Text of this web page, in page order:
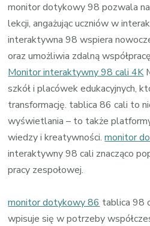
monitor dotykowy 98 pozwala
lekcji, angażując uczniów w
interaktywna 98 wspiera
oraz umożliwia zdalną
Monitor interaktywny 98 cali 4K
szkół i placówek edukacyjnych,
transformację. tablica 86 cali to
wyświetlania – to także
wiedzy i kreatywności.monitor
interaktywny 98 cali znacząco
pracy zespołowej.
monitor dotykowy 86 tablica 98
wpisuje się w potrzeby